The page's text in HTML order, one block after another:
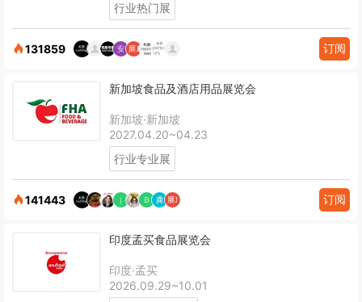
行业热门展
131859 订阅
新加坡食品及酒店用品展览会
新加坡·新加坡
2027.04.20~04.23
行业专业展
141443 订阅
印度孟买食品展览会
印度·孟买
2026.09.29~10.01